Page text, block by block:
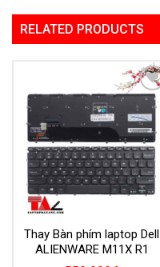
RELATED PRODUCTS
Add to
Wishlist
Thay Bàn phím laptop Dell
ALIENWARE M11X R1